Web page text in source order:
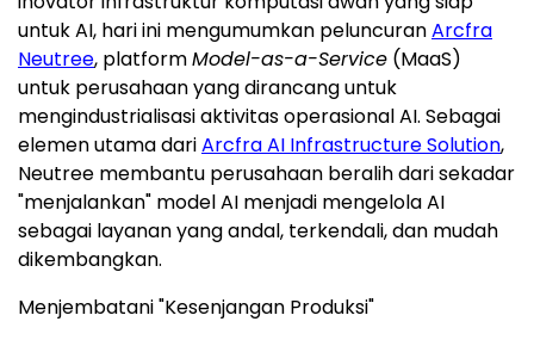
untuk AI, hari ini mengumumkan peluncuranArcfra
Neutree, platformModel-as-a-Service (MaaS)
untuk perusahaan yang dirancang untuk
mengindustrialisasi aktivitas operasional AI. Sebagai
elemen utama dariArcfra AI Infrastructure Solution,
Neutree membantu perusahaan beralih dari sekadar
"menjalankan" model AI menjadi mengelola AI
sebagai layanan yang andal, terkendali, dan mudah
dikembangkan.
Menjembatani "Kesenjangan Produksi"